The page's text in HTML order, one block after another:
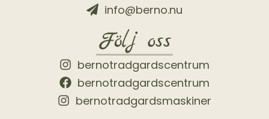
info@berno.nu
Följ oss
bernotradgardscentrum
bernotradgardscentrum
bernotradgardsmaskiner